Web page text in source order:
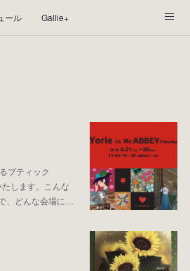
ール Gallie+
Yorie's Goods
について
跡 2022年の足あと
ブティック
します。こんな
、どんな会場に…